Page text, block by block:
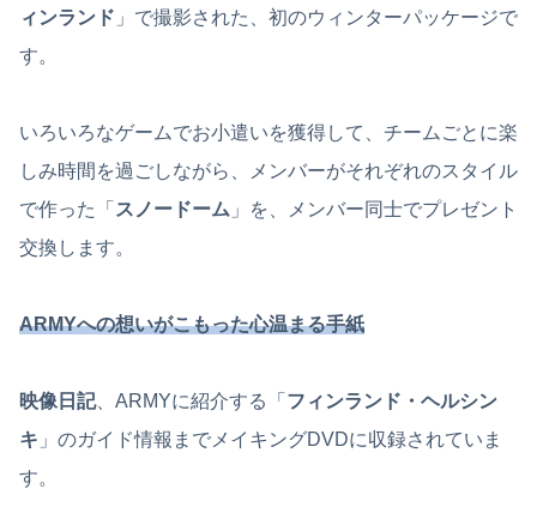
ィンランド 」で撮影された、初のウィンターパッケージで
す。
いろいろなゲームでお小遣いを獲得して、チームごとに楽
しみ時間を過ごしながら、メンバーがそれぞれのスタイル
で作った「 スノードーム 」を、メンバー同士でプレゼント
交換します。
ARMYへの想いがこもった心温まる手紙
映像日記、ARMYに紹介する「 フィンランド・ヘルシン
キ 」のガイド情報までメイキングDVDに収録されていま
す。